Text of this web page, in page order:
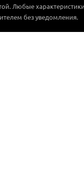
Любые
без уведомления.